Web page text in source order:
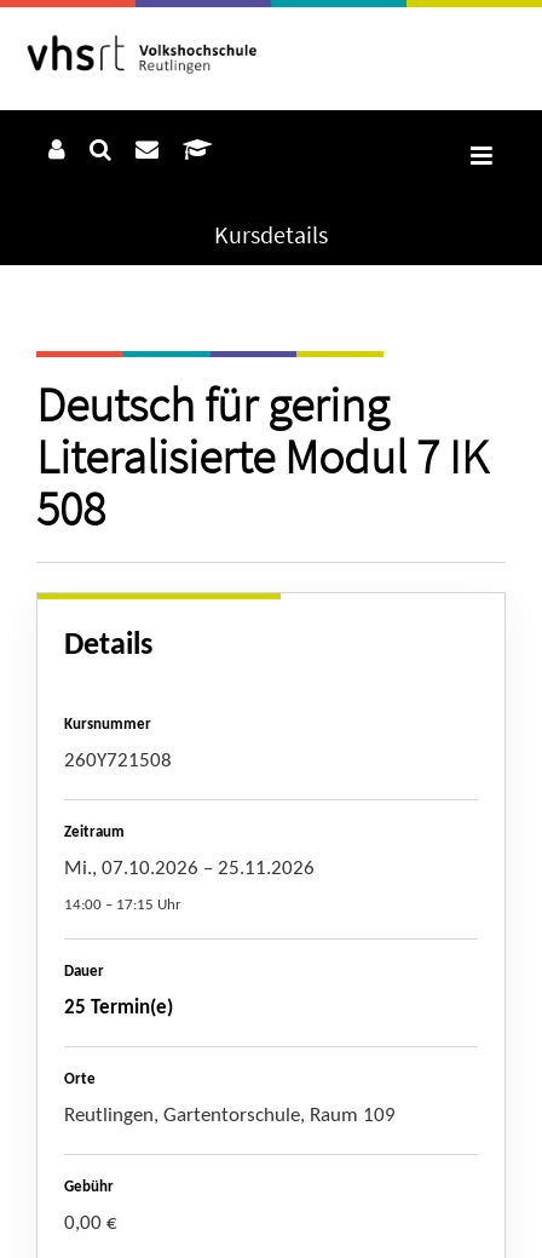
Kursdetails
Deutsch für gering
Literalisierte Modul 7 IK
508
Details
Kursnummer
260Y721508
Zeitraum
Mi., 07.10.2026 – 25.11.2026
14:00 – 17:15 Uhr
Dauer
25 Termin(e)
Orte
Reutlingen, Gartentorschule, Raum 109
Gebühr
0,00 €